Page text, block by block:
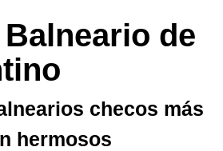
de
checos más
hermosos